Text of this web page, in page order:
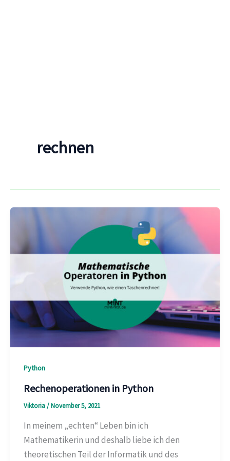
rechnen
Python
Rechenoperationen in Python
Viktoria/November 5, 2021
In meinem „echten“ Leben bin ich
Mathematikerin und deshalb liebe ich den
theoretischen Teil der Informatik und des